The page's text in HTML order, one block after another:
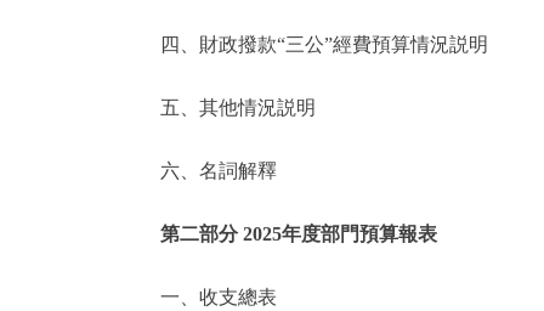
便民服務
仲介服務
政民互動
12345網上接訴即辦
四、財政撥款“三公”經費預算情況説明
五、其他情況説明
六、名詞解釋
第二部分 2025年度部門預算報表
一、收支總表